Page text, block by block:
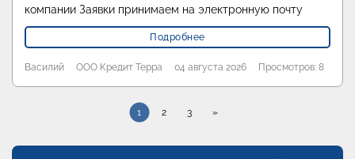
компании Заявки принимаем на электронную почту
Подробнее
Василий ООО Кредит Терра 04 августа 2026 Просмотров: 8
1 2 3 »